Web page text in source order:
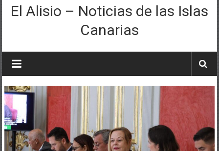
El Alisio – Noticias de las Islas
Canarias